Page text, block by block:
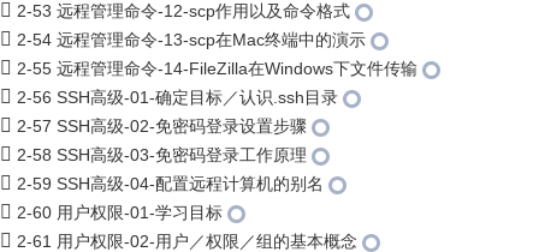
2-53 远程管理命令-12-scp作用以及命令格式
2-54 远程管理命令-13-scp在Mac终端中的演示
2-55 远程管理命令-14-FileZilla在Windows下文件传输
2-56 SSH高级-01-确定目标／认识.ssh目录
2-57 SSH高级-02-免密码登录设置步骤
2-58 SSH高级-03-免密码登录工作原理
2-59 SSH高级-04-配置远程计算机的别名
2-60 用户权限-01-学习目标
2-61 用户权限-02-用户／权限／组的基本概念